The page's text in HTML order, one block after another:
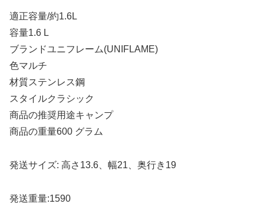
適正容量/約1.6L
容量1.6 L
ブランドユニフレーム(UNIFLAME)
色マルチ
材質ステンレス鋼
スタイルクラシック
商品の推奨用途キャンプ
商品の重量600 グラム
発送サイズ: 高さ13.6、幅21、奥行き19
発送重量:1590